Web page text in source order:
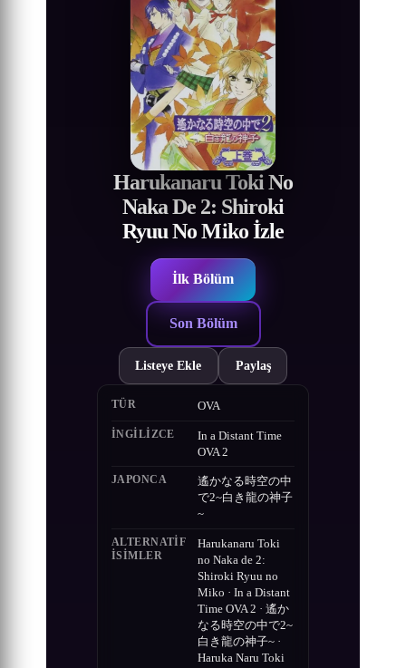
Harukanaru Toki No
Naka De 2: Shiroki
Ryuu No Miko İzle
İlk Bölüm
Son Bölüm
Listeye Ekle Paylaş
TÜR OVA
İNGILIZCE
In a Distant Time
OVA 2
JAPONCA
遙かなる時空の中
で2~白き龍の神子
~
ALTERNATIF
ISIMLER
Harukanaru Toki
no Naka de 2:
Shiroki Ryuu no
Miko · In a Distant
Time OVA 2 · 遙か
なる時空の中で2~
白き龍の神子~ ·
Haruka Naru Toki